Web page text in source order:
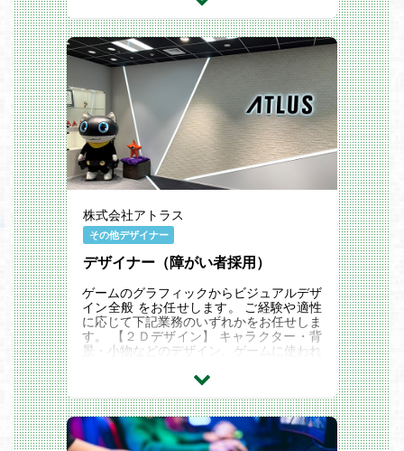
株式会社アトラス
その他デザイナー
デザイナー（障がい者採用）
ゲームのグラフィックからビジュアルデザ
イン全般 をお任せします。 ご経験や適性
に応じて下記業務のいずれかをお任せしま
す。 【２Ｄデザイン】 キャラクター・背
景・小物などのデザイン、ゲームに使われ